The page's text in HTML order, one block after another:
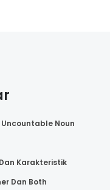
Noun
Karakteristik
Dan Both